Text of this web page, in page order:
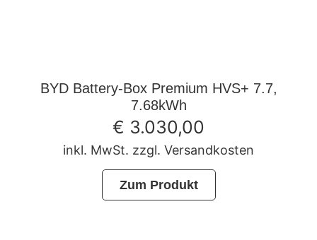
BYD Battery-Box Premium HVS+ 7.7,
7.68kWh
€ 3.030,00
inkl. MwSt. zzgl. Versandkosten
Zum Produkt